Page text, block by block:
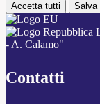
Accetta tutti Salva
- A. Calamo"
Contatti